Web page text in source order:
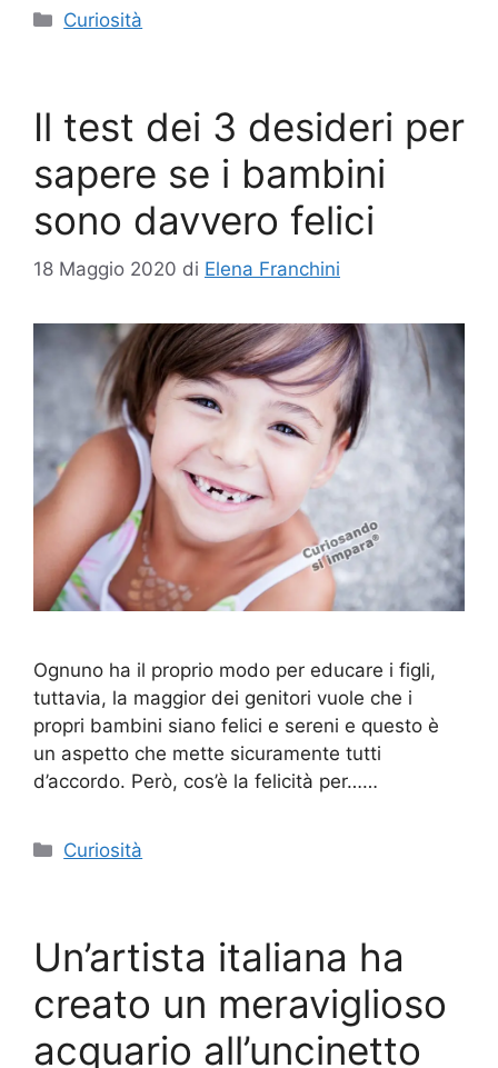
Categorie
Curiosità
Il test dei 3 desideri per
sapere se i bambini
sono davvero felici
18 Maggio 2020 di Elena Franchini
Ognuno ha il proprio modo per educare i figli,
tuttavia, la maggior dei genitori vuole che i
propri bambini siano felici e sereni e questo è
un aspetto che mette sicuramente tutti
d’accordo. Però, cos’è la felicità per……
Categorie
Curiosità
Un’artista italiana ha
creato un meraviglioso
acquario all’uncinetto